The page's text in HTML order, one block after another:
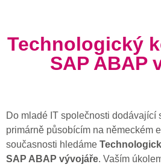
Technologický
SAP ABAP
Do mladé IT společnosti dodávající
primárně působícím na německém
současnosti hledáme
SAP ABAP vývojáře. Vaším